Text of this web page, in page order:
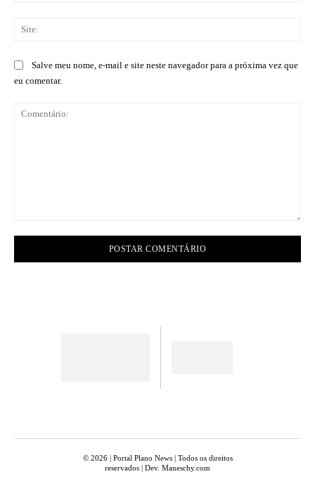
Salve meu nome, e-mail e site neste navegador para a próxima vez que
eu comentar.
© 2026 | Portal Plano News | Todos os direitos
reservados | Dev. Maneschy.com